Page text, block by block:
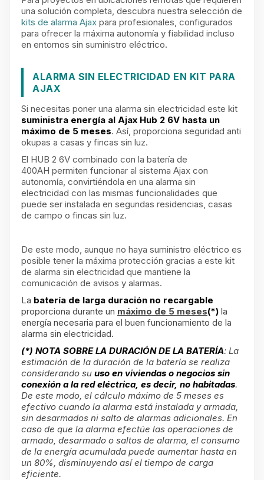
una solución completa, descubra nuestra selección de
kits de alarma Ajax para profesionales, configurados
para ofrecer la máxima autonomía y fiabilidad incluso
en entornos sin suministro eléctrico.
ALARMA SIN ELECTRICIDAD EN KIT PARA
AJAX
Si necesitas poner una alarma sin electricidad este kit
suministra energía al Ajax Hub 2 6V hasta un
máximo de 5 meses. Así, proporciona seguridad anti
okupas a casas y fincas sin luz.
El HUB 2 6V combinado con la batería de
400AH permiten funcionar al sistema Ajax con
autonomía, convirtiéndola en una alarma sin
electricidad con las mismas funcionalidades que
puede ser instalada en segundas residencias, casas
de campo o fincas sin luz.
De este modo, aunque no haya suministro eléctrico es
posible tener la máxima protección gracias a este kit
de alarma sin electricidad que mantiene la
comunicación de avisos y alarmas.
La batería de larga duración no recargable
proporciona durante un máximo de 5 meses(*) la
energía necesaria para el buen funcionamiento de la
alarma sin electricidad.
(*) NOTA SOBRE LA DURACIÓN DE LA BATERÍA: La
estimación de la duración de la batería se realiza
considerando su uso en viviendas o negocios sin
conexión a la red eléctrica, es decir, no habitadas.
De este modo, el cálculo máximo de 5 meses es
efectivo cuando la alarma está instalada y armada,
sin desarmados ni salto de alarmas adicionales. En
caso de que la alarma efectúe las operaciones de
armado, desarmado o saltos de alarma, el consumo
de la energía acumulada puede aumentar hasta en
un 80%, disminuyendo así el tiempo de carga
eficiente.